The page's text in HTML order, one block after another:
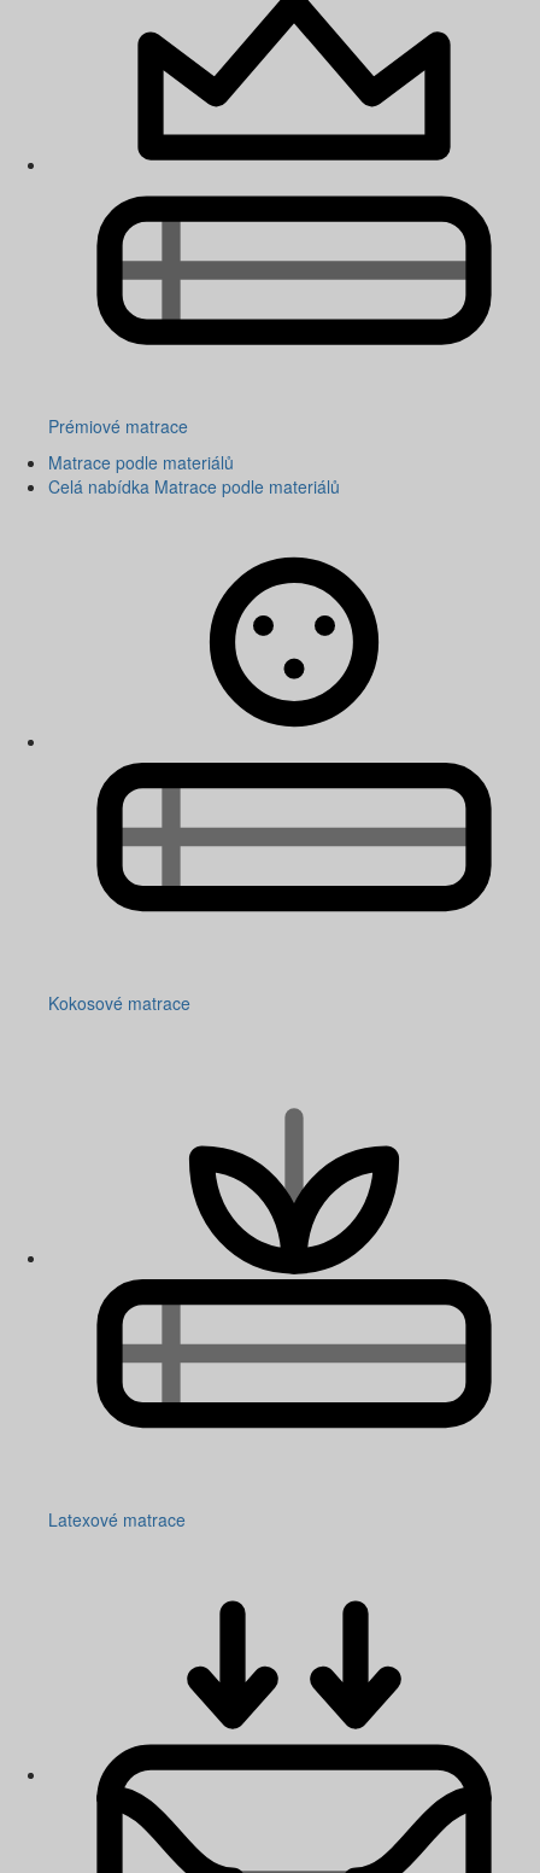
Prémiové matrace
Matrace podle materiálů
Celá nabídka Matrace podle materiálů
Kokosové matrace
Latexové matrace